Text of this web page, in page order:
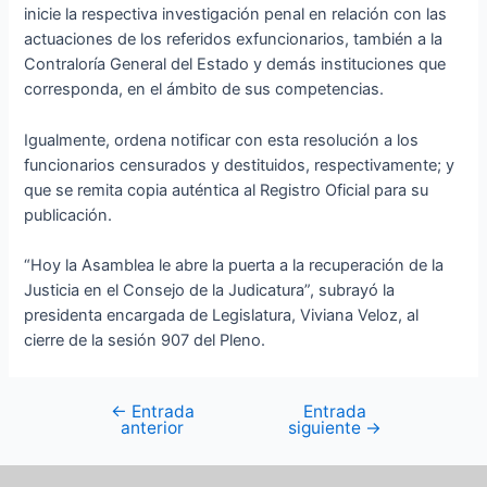
inicie la respectiva investigación penal en relación con las
actuaciones de los referidos exfuncionarios, también a la
Contraloría General del Estado y demás instituciones que
corresponda, en el ámbito de sus competencias.
Igualmente, ordena notificar con esta resolución a los
funcionarios censurados y destituidos, respectivamente; y
que se remita copia auténtica al Registro Oficial para su
publicación.
“Hoy la Asamblea le abre la puerta a la recuperación de la
Justicia en el Consejo de la Judicatura”, subrayó la
presidenta encargada de Legislatura, Viviana Veloz, al
cierre de la sesión 907 del Pleno.
← Entrada
anterior
Entrada
siguiente →